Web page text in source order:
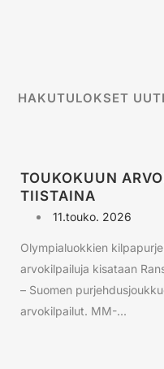
HAKUTULOKSET
TOUKOKUUN
TIISTAINA
11.touko. 2026
Olympialuokkien
arvokilpailuja kisataan
– Suomen
arvokilpailut. MM-...